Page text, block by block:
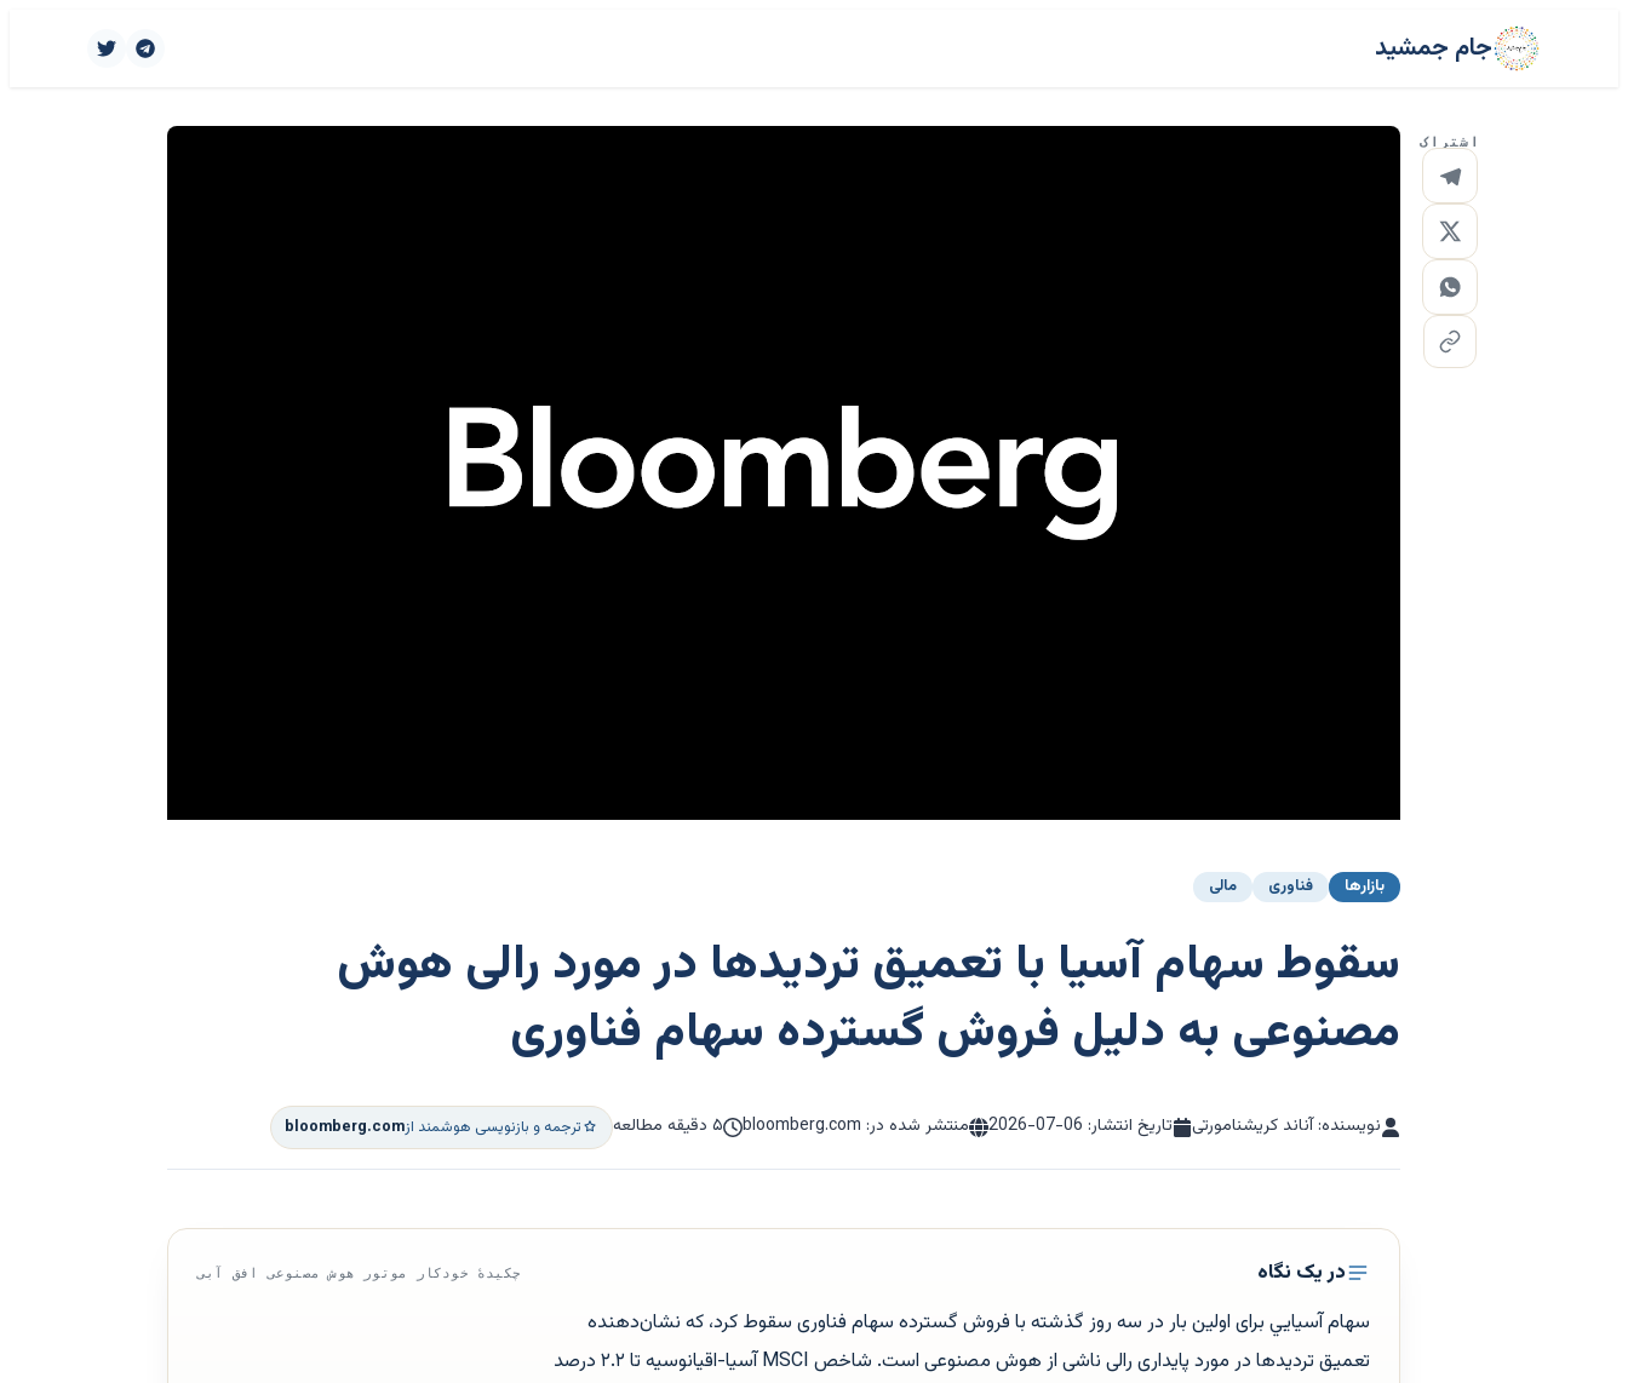
جام جمشید
اشتراک
بازارها فناوری مالی
سقوط سهام آسیا با تعمیق تردیدها در مورد رالی هوش
مصنوعی به دلیل فروش گسترده سهام فناوری
نویسنده: آناند کریشنامورتی تاریخ انتشار: 2026-07-06 منتشر شده در: bloomberg.com ۵ دقیقه مطالعه ترجمه و بازنویسی هوشمند ازbloomberg.com
در یک نگاه چکیدهٔ خودکار موتور هوش مصنوعی افق آبی
سهام آسيايي برای اولین بار در سه روز گذشته با فروش گسترده سهام فناوری سقوط کرد، که نشان‌دهنده
تعمیق تردیدها در مورد پایداری رالی ناشی از هوش مصنوعی است. شاخص MSCI آسیا-اقیانوسیه تا ۲.۲ درصد